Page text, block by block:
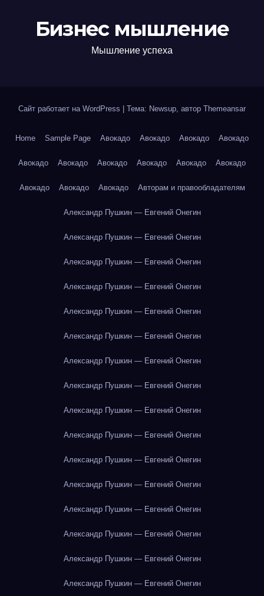
Бизнес мышление
Мышление успеха
Сайт работает на WordPress Тема: Newsup, автор Themeansar
Home Sample Page Авокадо Авокадо Авокадо Авокадо
Авокадо Авокадо Авокадо Авокадо Авокадо Авокадо
Авокадо Авокадо Авокадо Авторам и правообладателям
Александр Пушкин — Евгений Онегин
Александр Пушкин — Евгений Онегин
Александр Пушкин — Евгений Онегин
Александр Пушкин — Евгений Онегин
Александр Пушкин — Евгений Онегин
Александр Пушкин — Евгений Онегин
Александр Пушкин — Евгений Онегин
Александр Пушкин — Евгений Онегин
Александр Пушкин — Евгений Онегин
Александр Пушкин — Евгений Онегин
Александр Пушкин — Евгений Онегин
Александр Пушкин — Евгений Онегин
Александр Пушкин — Евгений Онегин
Александр Пушкин — Евгений Онегин
Александр Пушкин — Евгений Онегин
Александр Пушкин — Евгений Онегин